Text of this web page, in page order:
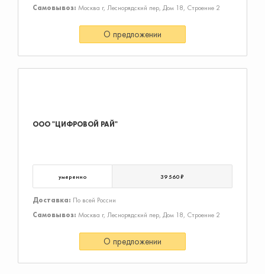
Самовывоз: Москва г, Леснорядский пер, Дом 18, Строение 2
О предложении
ООО "ЦИФРОВОЙ РАЙ"
умеренно 39 560 ₽
Доставка: По всей России
Самовывоз: Москва г, Леснорядский пер, Дом 18, Строение 2
О предложении